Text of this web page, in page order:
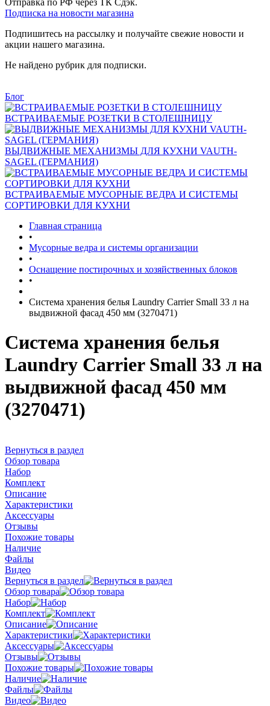
Отправка по РФ через ТК Сдэк.
Подписка на новости магазина
Подпишитесь на рассылку и получайте свежие новости и
акции нашего магазина.
Не найдено рубрик для подписки.
Блог
ВСТРАИВАЕМЫЕ РОЗЕТКИ В СТОЛЕШНИЦУ
ВЫДВИЖНЫЕ МЕХАНИЗМЫ ДЛЯ КУХНИ VAUTH-
SAGEL (ГЕРМАНИЯ)
ВСТРАИВАЕМЫЕ МУСОРНЫЕ ВЕДРА И СИСТЕМЫ
СОРТИРОВКИ ДЛЯ КУХНИ
Главная страница
•
Мусорные ведра и системы организации
•
Оснащение постирочных и хозяйственных блоков
•
Система хранения белья Laundry Carrier Small 33 л на
выдвижной фасад 450 мм (3270471)
Система хранения белья
Laundry Carrier Small 33 л на
выдвижной фасад 450 мм
(3270471)
Вернуться в раздел
Обзор товара
Набор
Комплект
Описание
Характеристики
Аксессуары
Отзывы
Похожие товары
Наличие
Файлы
Видео
Вернуться в раздел
Обзор товара
Набор
Комплект
Описание
Характеристики
Аксессуары
Отзывы
Похожие товары
Наличие
Файлы
Видео